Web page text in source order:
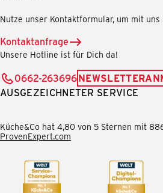
Nutze unser Kontaktformular, um mit
Kontaktanfrage
Unsere Hotline ist für Dich da!
0662-263696
AUSGEZEICHNETER SERVICE
Küche&Co hat 4,80 von 5 Sternen mit
ProvenExpert.com